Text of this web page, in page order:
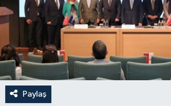
Paylaş